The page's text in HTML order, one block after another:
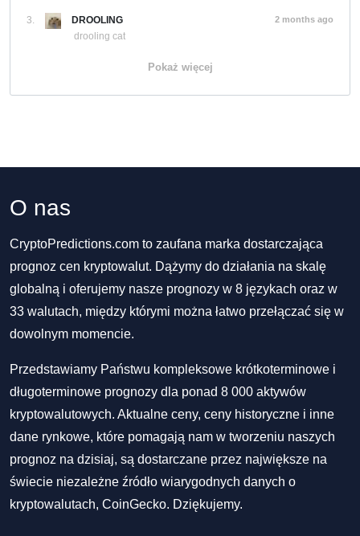
3.
DROOLING
drooling cat
2 months ago
Pokaż więcej
O nas
CryptoPredictions.com to zaufana marka dostarczająca
prognoz cen kryptowalut. Dążymy do działania na skalę
globalną i oferujemy nasze prognozy w 8 językach oraz w
33 walutach, między którymi można łatwo przełączać się w
dowolnym momencie.
Przedstawiamy Państwu kompleksowe krótkoterminowe i
długoterminowe prognozy dla ponad 8 000 aktywów
kryptowalutowych. Aktualne ceny, ceny historyczne i inne
dane rynkowe, które pomagają nam w tworzeniu naszych
prognoz na dzisiaj, są dostarczane przez największe na
świecie niezależne źródło wiarygodnych danych o
kryptowalutach, CoinGecko. Dziękujemy.